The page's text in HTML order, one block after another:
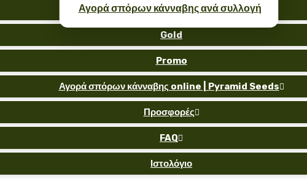
Αγορά σπόρων κάνναβης ανά συλλογή
Reg
Gold
Promo
Αγορά σπόρων κάνναβης online | Pyramid Seeds 
Προσφορές 
FAQ 
Ιστολόγιο